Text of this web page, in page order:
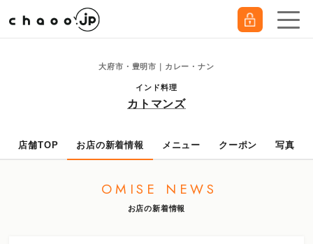
大府市・豊明市｜カレー・ナン
インド料理
カトマンズ
店舗TOP お店の新着情報 メニュー クーポン 写真
OMISE NEWS
お店の新着情報